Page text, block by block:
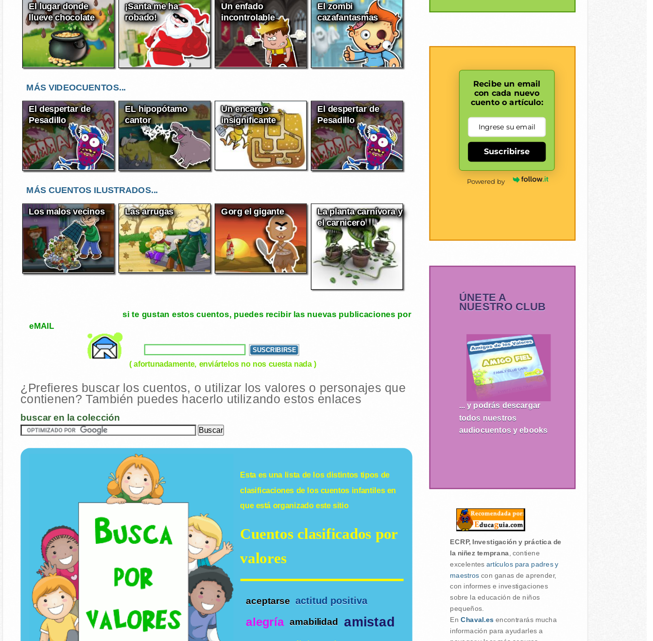
El lugar donde
llueve chocolate
¡Santa me ha
robado!
Un enfado
incontrolable
El zombi
cazafantasmas
MÁS VIDEOCUENTOS...
El despertar de
Pesadillo
EL hipopótamo
cantor
Un encargo
insignificante
El despertar de
Pesadillo
MÁS CUENTOS ILUSTRADOS...
Los malos vecinos Las arrugas Gorg el gigante
La planta carnívora y
el carnicero
si te gustan estos cuentos, puedes recibir las nuevas publicaciones por
eMAIL
( afortunadamente, enviártelos no nos cuesta nada )
¿Prefieres buscar los cuentos, o utilizar los valores o personajes que
contienen? También puedes hacerlo utilizando estos enlaces
buscar en la colección
Esta es una lista de los distintos tipos de
clasificaciones de los cuentos infantilesen
que está organizado este sitio
Cuentos clasificados por
valores
aceptarse actitud positiva
alegría amabilidad amistad
Recibe un email
con cada nuevo
cuento o artículo:
Suscribirse
Powered by
ÚNETE A
NUESTRO CLUB
... y podrás descargar
todos nuestros
audiocuentos y ebooks
ECRP, Investigación y práctica de
la niñez temprana, contiene
excelentes artículos para padres y
maestros con ganas de aprender,
con informes e investigaciones
sobre la educación de niños
pequeños.
En Chaval.es encontrarás mucha
información para ayudarles a